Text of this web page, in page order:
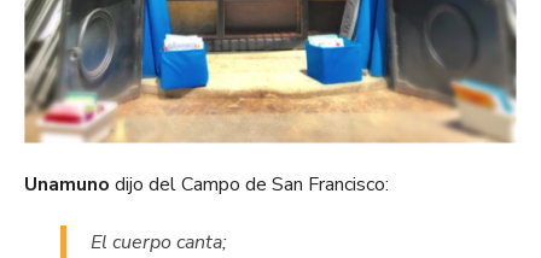
Unamuno dijo del Campo de San Francisco:
El cuerpo canta;